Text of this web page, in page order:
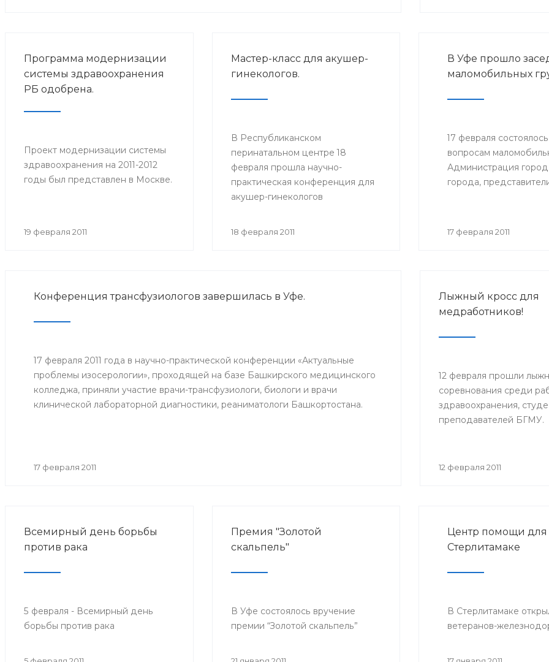
Программа модернизации
системы здравоохранения
РБ одобрена.
Проект модернизации системы
здравоохранения на 2011-2012
годы был представлен в Москве.
19 февраля 2011
Мастер-класс для акушер-
гинекологов.
В Республиканском
перинатальном центре 18
февраля прошла научно-
практическая конференция для
акушер-гинекологов
Республики Башкортостан.
18 февраля 2011
В Уфе прошло
маломобильных
17 февраля
вопросам
Администрация
города,
17 февраля 2011
Конференция трансфузиологов завершилась в Уфе.
17 февраля 2011 года в научно-практической конференции «Актуальные
проблемы изосерологии», проходящей на базе Башкирского медицинского
колледжа, приняли участие врачи-трансфузиологи, биологи и врачи
клинической лабораторной диагностики, реаниматологи Башкортостана.
17 февраля 2011
Лыжный кросс для
медработников!
12 февраля прошли
соревнования среди
здравоохранения,
преподавателей БГМУ.
12 февраля 2011
Всемирный день борьбы
против рака
5 февраля - Всемирный день
борьбы против рака
Премия "Золотой
скальпель"
В Уфе состоялось вручение
премии “Золотой скальпель”
Центр помощи для
Стерлитамаке
В Стерлитамаке
ветеранов-